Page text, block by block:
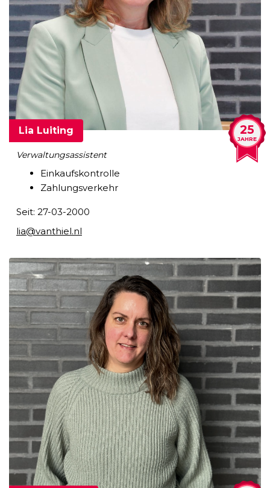
25
JAHRE
Lia Luiting
Verwaltungsassistent
Einkaufskontrolle
Zahlungsverkehr
Seit: 27-03-2000
lia@vanthiel.nl